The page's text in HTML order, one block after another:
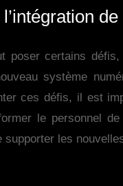
poser certains
système
ces défis, il est
le personnel
supporter les